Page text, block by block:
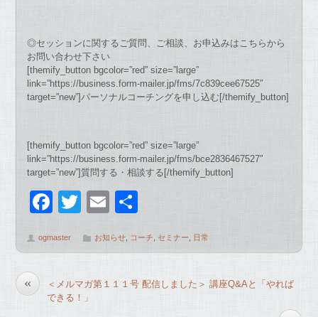
◎セッションに関するご質問、ご相談、お申込みはこちらから
お問い合わせ下さい
[themify_button bgcolor=”red” size=”large”
link=”https://business.form-mailer.jp/fms/7c839cee67525″
target=”new”]パーソナルコーチングを申し込む[/themify_button]
[themify_button bgcolor=”red” size=”large”
link=”https://business.form-mailer.jp/fms/bce2836467527″
target=”new”]質問する・相談する[/themify_button]
F
c
b
T
tt
E
ail
ogmaster お知らせ コーチ セミナー 日常
«
＜メルマガ第１１１号 配信しました＞ 講座Q&Aと「やれば
できる！」